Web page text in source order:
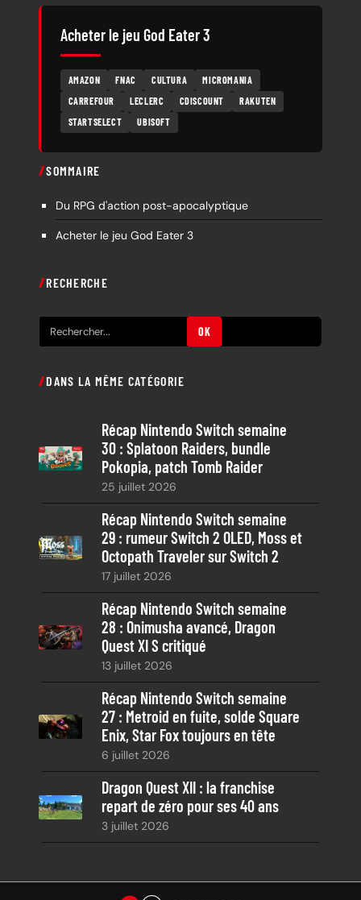
Acheter le jeu God Eater 3
AMAZON FNAC CULTURA
MICROMANIA
CARREFOUR
LECLERC CDISCOUNT
RAKUTEN
STARTSELECT
UBISOFT
SOMMAIRE
Du RPG d'action post-apocalyptique
Acheter le jeu God Eater 3
RECHERCHE
e
h
c
h
OK
DANS LA MÊME CATÉGORIE
Récap Nintendo Switch semaine
30 : Splatoon Raiders, bundle
Pokopia, patch Tomb Raider
25 juillet 2026
Récap Nintendo Switch semaine
29 : rumeur Switch 2 OLED, Moss et
Octopath Traveler sur Switch 2
17 juillet 2026
Récap Nintendo Switch semaine
28 : Onimusha avancé, Dragon
Quest XI S critiqué
13 juillet 2026
Récap Nintendo Switch semaine
27 : Metroid en fuite, solde Square
Enix, Star Fox toujours en tête
6 juillet 2026
Dragon Quest XII : la franchise
repart de zéro pour ses 40 ans
3 juillet 2026